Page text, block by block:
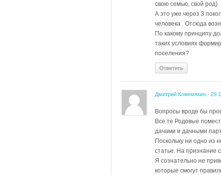
свою семью, свой род).
А это уже через 3
человека . Отсюда
По какому принципу
таких условиях
поселения?
Ответить
Дмитрий Кожемякин -
Вопросы вроде бы
Все те Родовые
дачами и дачными
Поскольку ни одно из
статье. На признание
Я сознательно не
которые смогут